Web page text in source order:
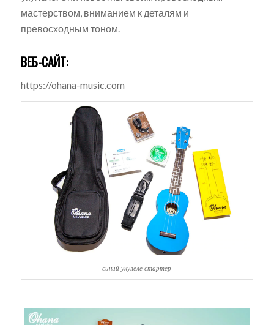
мастерством, вниманием к деталям и
превосходным тоном.
ВЕБ-САЙТ:
https://ohana-music.com
синий укулеле стартер